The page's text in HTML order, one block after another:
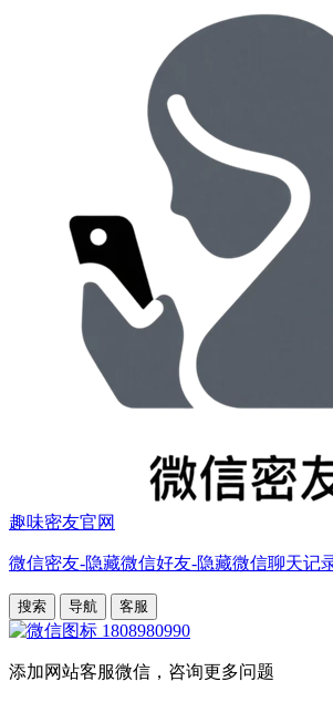
趣味密友官网
微信密友-隐藏微信好友-隐藏微信聊天记
搜索 导航 客服
1808980990
添加网站客服微信，咨询更多问题